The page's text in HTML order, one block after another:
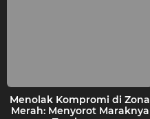
Menolak Kompromi di Zona
Merah: Menyorot Maraknya